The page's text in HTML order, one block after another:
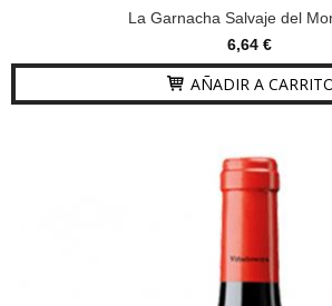
La Garnacha Salvaje del
6,64 €
AÑADIR A